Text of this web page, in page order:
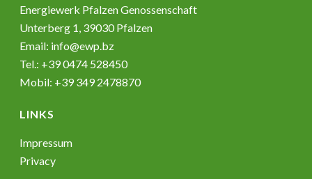
Energiewerk Pfalzen Genossenschaft
Unterberg 1, 39030 Pfalzen
Email: info@ewp.bz
Tel.: +39 0474 528450
Mobil: +39 349 2478870
LINKS
Impressum
Privacy